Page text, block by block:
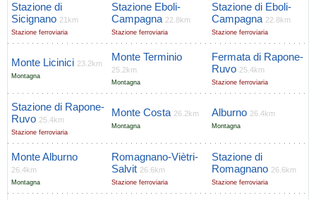
Stazione di
Sicignano 21km
Stazione ferroviaria
Stazione Eboli-
Campagna 22.8km
Stazione ferroviaria
Stazione di Eboli-
Campagna 22.8km
Stazione ferroviaria
Monte Licinici 23.2km
Montagna
Monte Terminio
25.2km
Montagna
Fermata di Rapone-
Ruvo 25.4km
Stazione ferroviaria
Stazione di Rapone-
Ruvo 25.4km
Stazione ferroviaria
Monte Costa 26.2km
Montagna
Alburno 26.4km
Montagna
Monte Alburno
26.4km
Montagna
Romagnano-Viètri-
Salvit 26.6km
Stazione ferroviaria
Stazione di
Romagnano 26.6km
Stazione ferroviaria